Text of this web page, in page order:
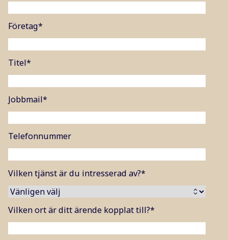
Företag*
Titel*
Jobbmail*
Telefonnummer
Vilken tjänst är du intresserad av?*
Vilken ort är ditt ärende kopplat till?*